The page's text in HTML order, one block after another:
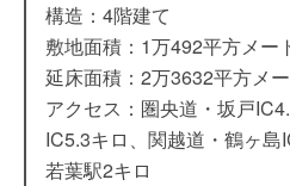
構造：4階建て
敷地面積：1万492平方メー
延床面積：2万3632平方メ
アクセス：圏央道・坂戸
IC5.3キロ、関越道・鶴ヶ
若葉駅2キロ